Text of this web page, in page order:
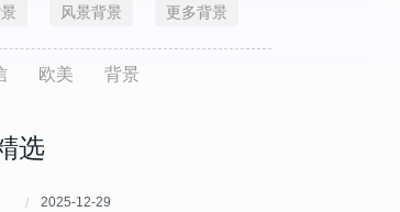
风景背景 更多背景
欧美 背景
选
2025-12-29